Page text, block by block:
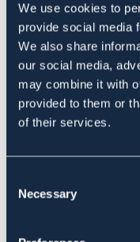
We use cookies to
provide social media
We also share
our social media,
may combine it with
provided to them or
of their services.
Selection
Necessary
Produktbeskrivning
Lätt och smidigt
passform. 3000MVT
vattentäthet. Dubbla
och svansskydd.
bensnören.